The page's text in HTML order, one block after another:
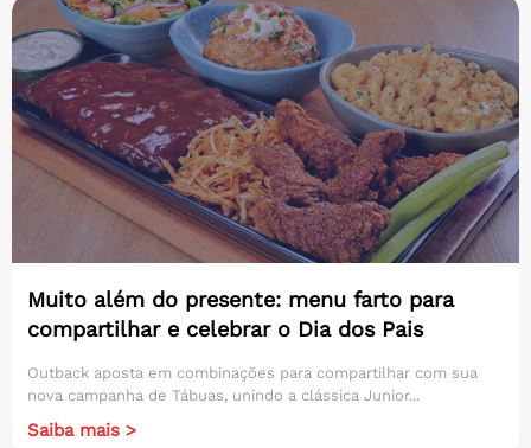
Muito além do presente: menu farto para
compartilhar e celebrar o Dia dos Pais
Outback aposta em combinações para compartilhar com sua
nova campanha de Tábuas, unindo a clássica Junior...
Saiba mais >